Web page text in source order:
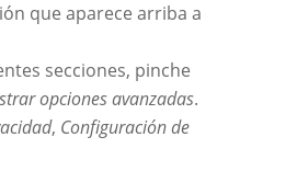
que aparece arriba a
secciones, pinche
opciones avanzadas.
, Configuración de